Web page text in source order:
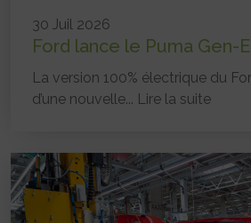
30 Juil 2026
Ford lance le Puma Gen-
La version 100% électrique du
d’une nouvelle... Lire la suite